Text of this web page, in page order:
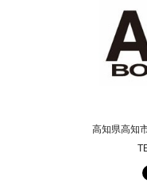
高知県高知